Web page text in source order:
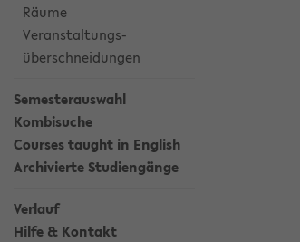
Räume
Veranstaltungs-
überschneidungen
Semesterauswahl
Kombisuche
Courses taught in English
Archivierte Studiengänge
Verlauf
Hilfe & Kontakt